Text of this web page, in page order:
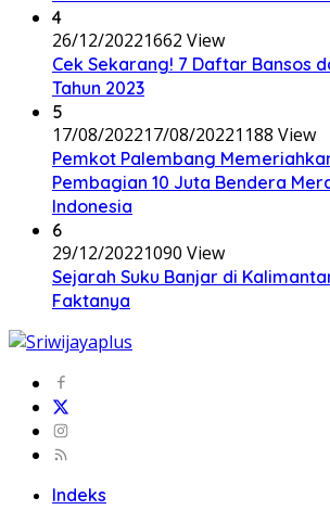
4
26/12/20221662 View
Cek Sekarang! 7 Daftar Bansos
Tahun 2023
5
17/08/202217/08/20221188 View
Pemkot Palembang
Pembagian 10 Juta Bendera
Indonesia
6
29/12/20221090 View
Sejarah Suku Banjar di
Faktanya
Indeks